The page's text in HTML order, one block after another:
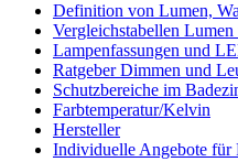
Definition von Lumen,
Vergleichstabellen Lumen
Lampenfassungen und
Ratgeber Dimmen und
Schutzbereiche im
Farbtemperatur/Kelvin
Hersteller
Individuelle Angebote für